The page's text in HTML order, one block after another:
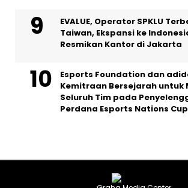
EVALUE, Operator SPKLU
Taiwan, Ekspansi ke
Resmikan Kantor di Jakarta
Esports Foundation dan
Kemitraan Bersejarah untuk
Seluruh Tim pada
Perdana Esports Nations Cup